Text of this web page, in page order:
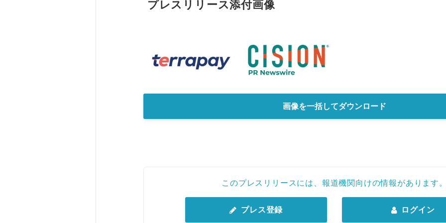
プレスリリース添付画像
画像を一括してダウンロード
このプレスリリースには、報道機関向けの情報があります
プレス登録 ログイン